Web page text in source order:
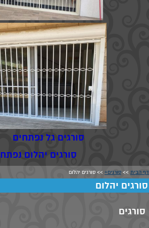
סורגים גל נפתחים
סורגים יהלום נפתח
דף הבית >> סורגים+ >> סורגים יהלום
סורגים יהלום
סורגים